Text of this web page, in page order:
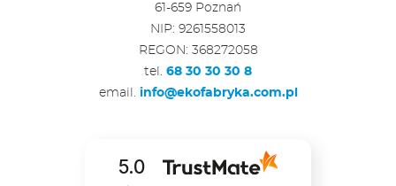
61-659 Poznań
NIP: 9261558013
REGON: 368272058
tel. 68 30 30 30 8
email. info@ekofabryka.com.pl
5.0